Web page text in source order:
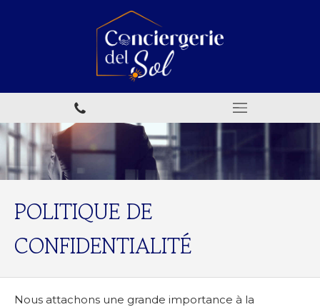
POLITIQUE DE
CONFIDENTIALITÉ
Nous attachons une grande importance à la